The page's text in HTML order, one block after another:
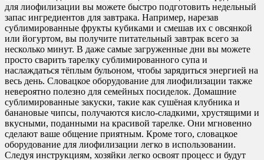
для лиофилизации вы можете быстро подготовить недельный
запас ингредиентов для завтрака. Например, нарезав
сублимированные фрукты кубиками и смешав их с овсянкой
или йогуртом, вы получите питательный завтрак всего за
несколько минут. В даже самые загруженные дни вы можете
просто сварить тарелку сублимированного супа и
наслаждаться тёплым бульоном, чтобы зарядиться энергией на
весь день. Словацкое оборудование для лиофилизации также
невероятно полезно для семейных посиделок. Домашние
сублимированные закуски, такие как сушёная клубника и
банановые чипсы, получаются кисло-сладкими, хрустящими и
вкусными, поданными на красивой тарелке. Они мгновенно
сделают ваше общение приятным. Кроме того, словацкое
оборудование для лиофилизации легко в использовании.
Следуя инструкциям, хозяйки легко освоят процесс и будут